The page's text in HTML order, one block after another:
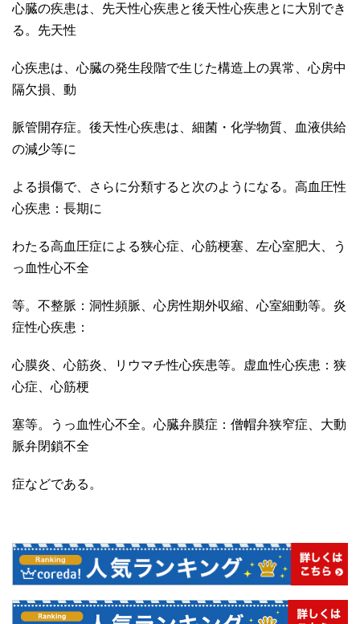
心臓の疾患は、先天性心疾患と後天性心疾患とに大別でき
る。先天性
心疾患は、心臓の発生段階で生じた構造上の異常、心房中
隔欠損、動
脈管開存症。後天性心疾患は、細菌・化学物質、血液供給
の減少等に
よる損傷で、さらに分類すると次のようになる。高血圧性
心疾患：長期に
わたる高血圧症による狭心症、心筋梗塞、左心室肥大、う
っ血性心不全
等。不整脈：洞性頻脈、心房性期外収縮、心室細動等。炎
症性心疾患：
心膜炎、心筋炎、リウマチ性心疾患等。虚血性心疾患：狭
心症、心筋梗
塞等。うっ血性心不全。心臓弁膜症：僧帽弁狭窄症、大動
脈弁閉鎖不全
症などである。